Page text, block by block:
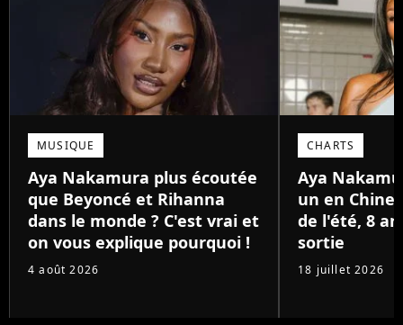
MUSIQUE
Aya Nakamura plus écoutée
que Beyoncé et Rihanna
dans le monde ? C'est vrai et
on vous explique pourquoi !
4 août 2026
CHARTS
Aya
un en Chine
de l'été, 8
sortie
18 juillet 2026